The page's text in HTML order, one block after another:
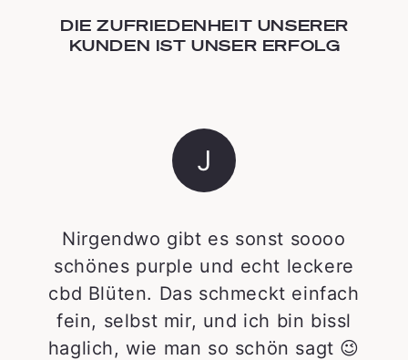
DIE ZUFRIEDENHEIT UNSERER
KUNDEN IST UNSER ERFOLG
J
Nirgendwo gibt es sonst soooo
schönes purple und echt leckere
cbd Blüten. Das schmeckt einfach
fein, selbst mir, und ich bin bissl
haglich, wie man so schön sagt 😉